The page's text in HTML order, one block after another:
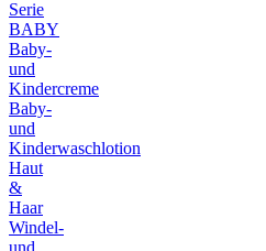
Serie
BABY
Baby-
und
Kindercreme
Baby-
und
Kinderwaschlotion
Haut
&
Haar
Windel-
und